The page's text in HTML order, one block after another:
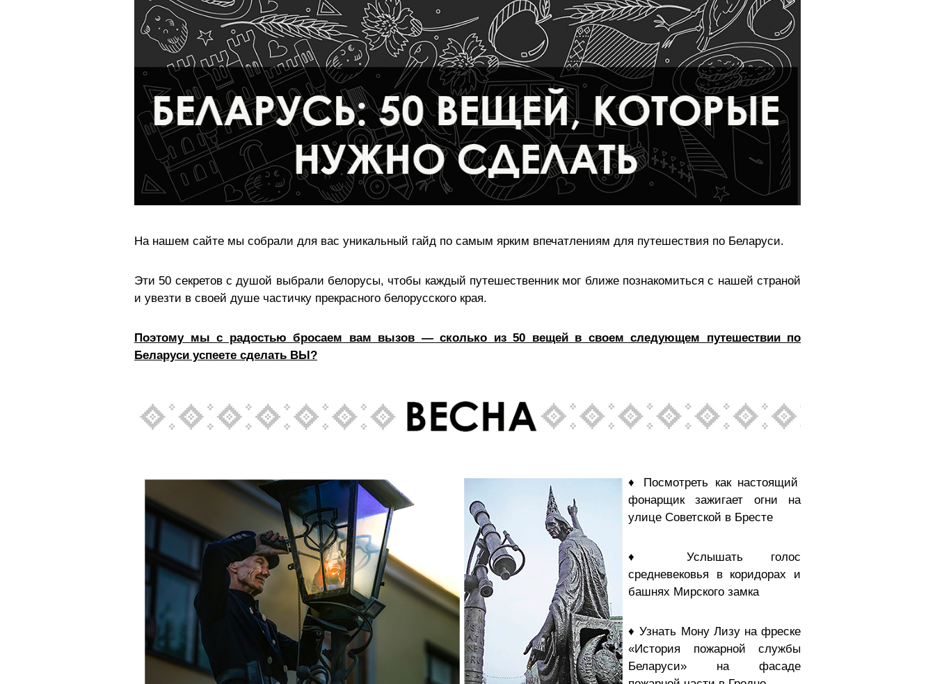
На нашем сайте мы собрали для вас уникальный гайд по самым ярким впечатлениям для путешествия по Беларуси.
Эти 50 секретов с душой выбрали белорусы, чтобы каждый путешественник мог ближе познакомиться с нашей страной
и увезти в своей душе частичку прекрасного белорусского края.
Поэтому мы с радостью бросаем вам вызов — сколько из 50 вещей в своем следующем путешествии по
Беларуси успеете сделать ВЫ?
♦ Посмотреть как настоящий
фонарщик зажигает огни на
улице Советской в Бресте
♦ Услышать голос
средневековья в коридорах и
башнях Мирского замка
♦ Узнать Мону Лизу на фреске
«История пожарной службы
Беларуси» на фасаде